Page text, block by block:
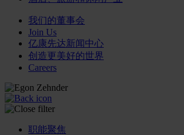
我们的董事会
Join Us
亿康先达新闻中心
创造更美好的世界
Careers
职能聚焦